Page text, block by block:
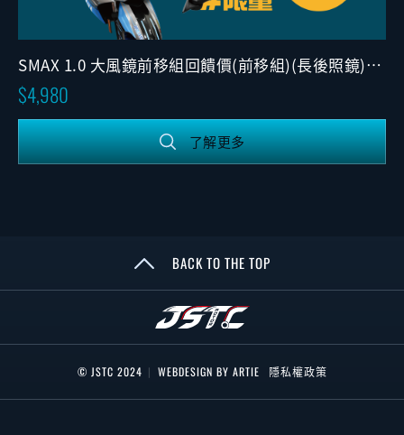
SMAX 1.0 大風鏡前移組回饋價(前移組)(長後照鏡)
(固定版)(開孔)
4,980
了解更多
BACK TO THE TOP
© JSTC 2024 | WEBDESIGN BY ARTIE 隱私權政策